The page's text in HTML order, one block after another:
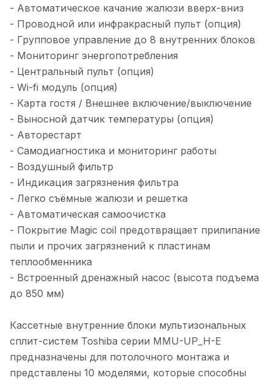
- Автоматическое качание жалюзи вверх-вниз
- Проводной или инфракрасный пульт (опция)
- Групповое управление до 8 внутренних блоков
- Мониторинг энергопотребления
- Центральный пульт (опция)
- Wi-fi модуль (опция)
- Карта гостя / Внешнее включение/выключение
- Выносной датчик температуры (опция)
- Авторестарт
- Самодиагностика и мониторинг работы
- Воздушный фильтр
- Индикация загрязнения фильтра
- Легко съёмные жалюзи и решетка
- Автоматическая самоочистка
- Покрытие Magic coil предотвращает прилипание
пыли и прочих загрязнений к пластинам
теплообменника
- Встроенный дренажный насос (высота подъема
до 850 мм)
Кассетные внутренние блоки мультизональных
сплит-систем Toshiba серии MMU-UP_H-E
предназначены для потолочного монтажа и
представлены 10 моделями, которые способны